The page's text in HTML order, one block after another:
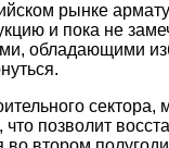
рынке
и пока не
обладающими
позволит